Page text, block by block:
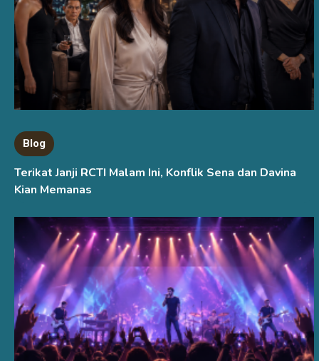
Blog
Terikat Janji RCTI Malam Ini, Konflik Sena dan Davina
Kian Memanas